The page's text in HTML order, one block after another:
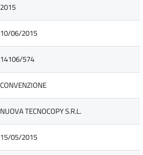
2015
10/06/2015
14106/574
CONVENZIONE
NUOVA TECNOCOPY S.R.L.
15/05/2015